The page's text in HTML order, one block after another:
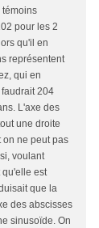
témoins
pour les 2
qu'il en
représentent
qui en
204
L'axe des
une droite
on ne peut pas
voulant
qu'elle est
que la
des abscisses
sinusoïde. On